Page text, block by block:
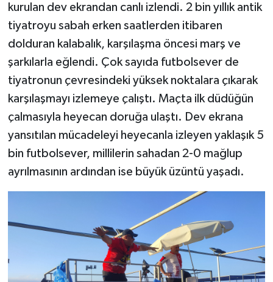
kurulan dev ekrandan canlı izlendi. 2 bin yıllık antik
tiyatroyu sabah erken saatlerden itibaren
dolduran kalabalık, karşılaşma öncesi marş ve
şarkılarla eğlendi. Çok sayıda futbolsever de
tiyatronun çevresindeki yüksek noktalara çıkarak
karşılaşmayı izlemeye çalıştı. Maçta ilk düdüğün
çalmasıyla heyecan doruğa ulaştı. Dev ekrana
yansıtılan mücadeleyi heyecanla izleyen yaklaşık 5
bin futbolsever, millilerin sahadan 2-0 mağlup
ayrılmasının ardından ise büyük üzüntü yaşadı.
RESMİ İLAN
MAGAZİN